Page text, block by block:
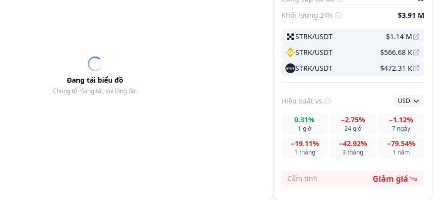
Đang tải biểu đồ
Chúng tôi đang tải, vui lòng đợi.
Khối lượng 24h
$3.91 M
STRK/USDT
$1.14 M
STRK/USDT
$566.68 K
STRK/USDT
$472.31 K
Hiệu suất vs. USD
1 giờ
0.31%
24 giờ
−2.75%
7 ngày
−1.12%
1 tháng
−19.11%
3 tháng
−42.92%
1 năm
−79.54%
Cảm tính Giảm giá